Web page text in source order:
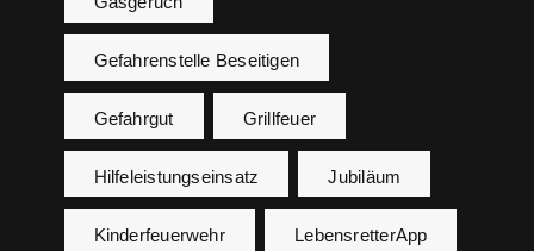
Gefahrenstelle Beseitigen
Gefahrgut Grillfeuer
Hilfeleistungseinsatz Jubiläum
Kinderfeuerwehr LebensretterApp